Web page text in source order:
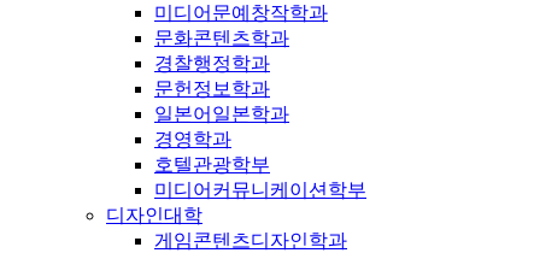
미디어문예창작학과
문화콘텐츠학과
경찰행정학과
문헌정보학과
일본어일본학과
경영학과
호텔관광학부
미디어커뮤니케이션학부
디자인대학
게임콘텐츠디자인학과